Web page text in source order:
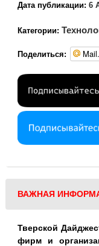
Дата публикации: 6
Категории:
Поделиться:
ВАЖНАЯ
Тверской
фирм и